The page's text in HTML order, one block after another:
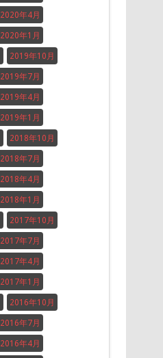
2020年4月
2020年1月
2019年10月
2019年7月
2019年4月
2019年1月
2018年10月
2018年7月
2018年4月
2018年1月
2017年10月
2017年7月
2017年4月
2017年1月
2016年10月
2016年7月
2016年4月